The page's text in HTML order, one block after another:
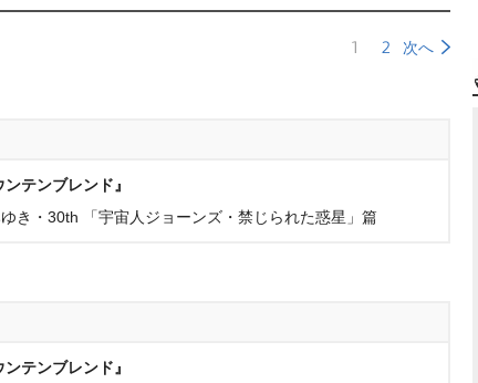
1 2 次へ
テンブレンド』
き・30th 「宇宙人ジョーンズ・禁じられた惑星」篇
テンブレンド』